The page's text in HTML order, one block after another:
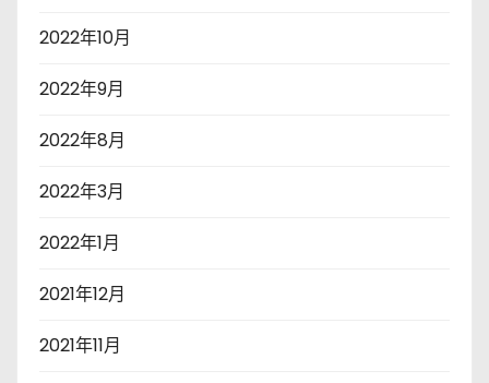
2022年10月
2022年9月
2022年8月
2022年3月
2022年1月
2021年12月
2021年11月